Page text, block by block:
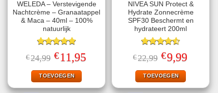
WELEDA – Verstevigende
Nachtcrème – Granaatappel
& Maca – 40ml – 100%
natuurlijk
Gewaardeerd
5.00uit 5
€24,99 Oorspronkelijke
prijs
was:
€24,99.
€11,95prijs
TOEVOEGEN
NIVEA SUN Protect &
Hydrate Zonnecrème
SPF30 Beschermt en
hydrateert 200ml
Gewaardeerd
4.56uit 5
€22,99 Oorspronkelijke
prijs
was:
€22,99.
€9,99Huidige
prijs
TOEVOEGEN